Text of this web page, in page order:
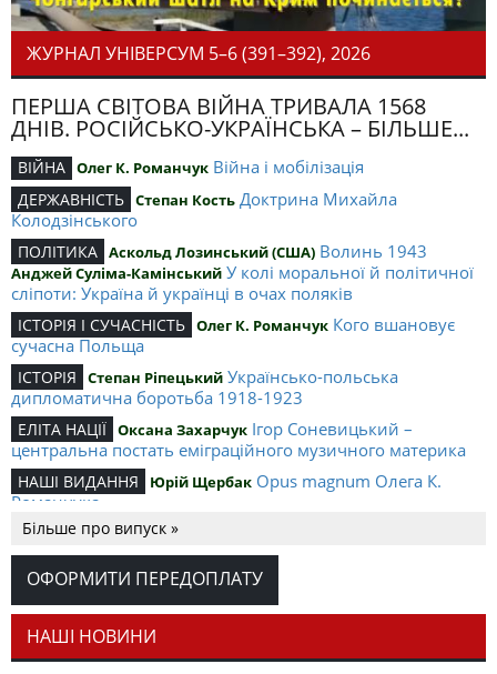
ЖУРНАЛ УНІВЕРСУМ 5–6 (391–392), 2026
ПЕРША СВІТОВА ВІЙНА ТРИВАЛА 1568
ДНІВ. РОСІЙСЬКО-УКРАЇНСЬКА – БІЛЬШЕ...
ВІЙНА Олег К. Романчук Війна і мобілізація
ДЕРЖАВНІСТЬ Степан Кость Доктрина Михайла
Колодзінського
ПОЛІТИКА Аскольд Лозинський (США) Волинь 1943
Анджей Суліма-Камінський У колі моральної й політичної
сліпоти: Україна й українці в очах поляків
ІСТОРІЯ І СУЧАСНІСТЬ Олег К. Романчук Кого вшановує
сучасна Польща
ІСТОРІЯ Степан Ріпецький Українсько-польська
дипломатична боротьба 1918-1923
ЕЛІТА НАЦІЇ Оксана Захарчук Ігор Соневицький –
центральна постать еміграційного музичного материка
НАШІ ВИДАННЯ Юрій Щербак Opus magnum Олега К.
Романчука
РЕЦЕНЗІЇ Петро Іванишин
Романчука
СЛОВО РЕДАКЦІЙНЕ Олег К. Романчук
як уособлення української політстратегії й тактики
Більше про випуск »
ОФОРМИТИ ПЕРЕДОПЛАТУ
НАШІ НОВИНИ